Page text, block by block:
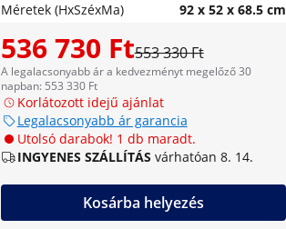
Méretek (HxSzéxMa) 92 x 52 x 68.5 cm
536 730 Ft553 330 Ft
A legalacsonyabb ár a kedvezményt megelőző 30
napban: 553 330 Ft
Korlátozott idejű ajánlat
Legalacsonyabb ár garancia
Utolsó darabok! 1 db maradt.
INGYENES SZÁLLÍTÁS várhatóan 8. 14.
Kosárba helyezés